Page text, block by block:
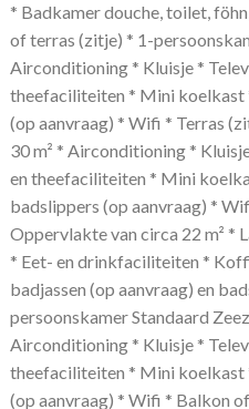
* Badkamer douche, toilet,
of terras (zitje) * 1-
Airconditioning * Kluisje *
theefaciliteiten * Mini koelkast
(op aanvraag) * Wifi * Terras
30 m² * Airconditioning *
en theefaciliteiten * Mini
badslippers (op aanvraag) *
Oppervlakte van circa 22 m² *
* Eet- en drinkfaciliteiten *
badjassen (op aanvraag) en
persoonskamer Standaard
Airconditioning * Kluisje *
theefaciliteiten * Mini koelkast
(op aanvraag) * Wifi * Balkon